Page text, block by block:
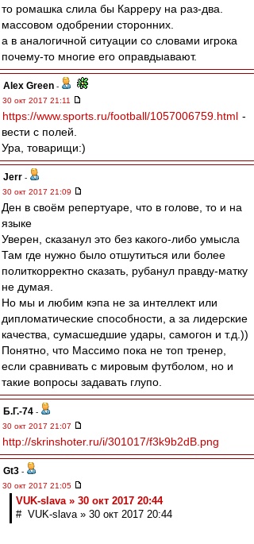
то ромашка слила бы Карреру на раз-два.
массовом одобрении сторонних.
а в аналогичной ситуации со словами игрока
почему-то многие его оправдыавают.
Alex Green -
30 окт 2017 21:11
https://www.sports.ru/football/1057006759.html -
вести с полей.
Ура, товарищи:)
Jerr -
30 окт 2017 21:09
Ден в своём репертуаре, что в голове, то и на
языке
Уверен, сказанул это без какого-либо умысла
Там где нужно было отшутиться или более
политкорректно сказать, рубанул правду-матку
не думая.
Но мы и любим кэпа не за интеллект или
дипломатические способности, а за лидерские
качества, сумасшедшие удары, самогон и т.д.))
Понятно, что Массимо пока не топ тренер,
если сравнивать с мировым футболом, но и
такие вопросы задавать глупо.
Б.Г.-74 -
30 окт 2017 21:07
http://skrinshoter.ru/i/301017/f3k9b2dB.png
Gt3 -
30 окт 2017 21:05
VUK-slava » 30 окт 2017 20:44
# VUK-slava » 30 окт 2017 20:44